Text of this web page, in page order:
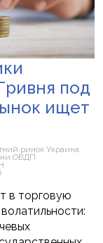
под
ищет
ринок Украина
ОВДП
в торговую